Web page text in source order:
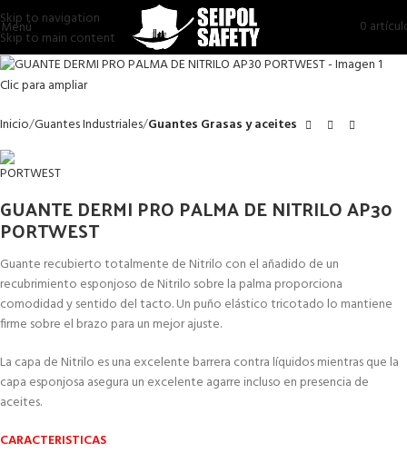
Skip to navigation
Skip to main content
Menú 0
Clic para ampliar
Inicio Guantes Industriales Guantes Grasas y aceites
GUANTE DERMI PRO PALMA DE NITRILO AP30
PORTWEST
Guante recubierto totalmente de Nitrilo con el añadido de un
recubrimiento esponjoso de Nitrilo sobre la palma proporciona
comodidad y sentido del tacto. Un puño elástico tricotado lo mantiene
firme sobre el brazo para un mejor ajuste.
La capa de Nitrilo es una excelente barrera contra líquidos mientras que la
capa esponjosa asegura un excelente agarre incluso en presencia de
aceites.
CARACTERISTICAS